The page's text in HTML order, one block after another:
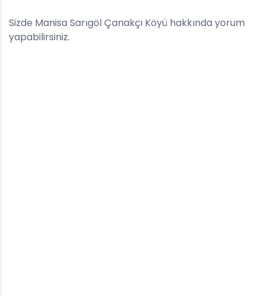
Sizde Manisa Sarıgöl Çanakçı Köyü hakkında yorum
yapabilirsiniz.